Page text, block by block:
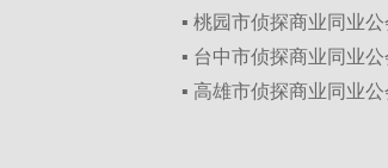
▪ 桃园市侦探商业同业公
▪ 台中市侦探商业同业公
▪ 高雄市侦探商业同业公